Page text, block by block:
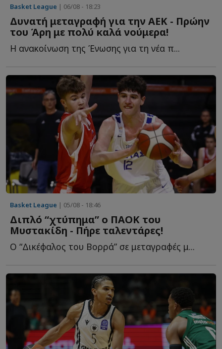
Basket League | 06/08 - 18:23
Δυνατή μεταγραφή για την ΑΕΚ - Πρώην
του Άρη με πολύ καλά νούμερα!
Η ανακοίνωση της Ένωσης για τη νέα π...
Basket League | 05/08 - 18:46
Διπλό “χτύπημα” ο ΠΑΟΚ του
Μυστακίδη - Πήρε ταλεντάρες!
Ο “Δικέφαλος του Βορρά” σε μεταγραφές μ...